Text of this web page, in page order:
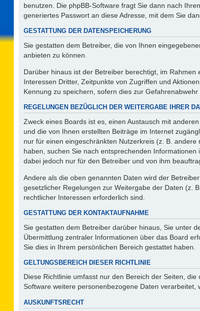
benutzen. Die phpBB-Software fragt Sie dann nach
generiertes Passwort an diese Adresse, mit dem Sie
GESTATTUNG DER DATENSPEICHERUNG
Sie gestatten dem Betreiber, die von Ihnen
anbieten zu können.
Darüber hinaus ist der Betreiber berechtigt, im
Interessen Dritter, Zeitpunkte von Zugriffen und
Kennung zu speichern, sofern dies zur
REGELUNGEN BEZÜGLICH DER WEITERGABE IHRER
Zweck eines Boards ist es, einen Austausch mit
und die von Ihnen erstellten Beiträge im Internet
nur für einen eingeschränkten Nutzerkreis (z. B.
haben, suchen Sie nach entsprechenden
dabei jedoch nur für den Betreiber und von ihm
Andere als die oben genannten Daten wird der
gesetzlicher Regelungen zur Weitergabe der Daten (z.
rechtlicher Interessen erforderlich sind.
GESTATTUNG DER KONTAKTAUFNAHME
Sie gestatten dem Betreiber darüber hinaus, Sie unter
Übermittlung zentraler Informationen über das Board
Sie dies in Ihrem persönlichen Bereich gestattet haben.
GELTUNGSBEREICH DIESER RICHTLINIE
Diese Richtlinie umfasst nur den Bereich der Seiten,
Software weitere personenbezogene Daten
AUSKUNFTSRECHT